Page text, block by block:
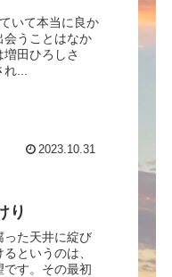
いて本当に良か
会うことはなか
田ひろしさ
...
2023.10.31
り
った天井に綻び
というのは、
す。その最初